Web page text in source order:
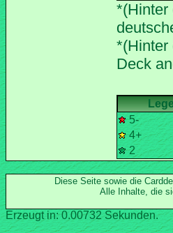
*(Hinter
*(Hinter
5-
4+
2
Diese Seite sowie die
Alle Inhalte, die
Erzeugt in: 0.00732 Sekunden.